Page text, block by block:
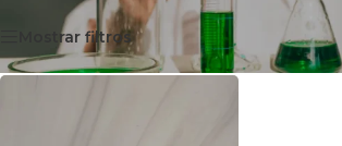
Mostrar filtros